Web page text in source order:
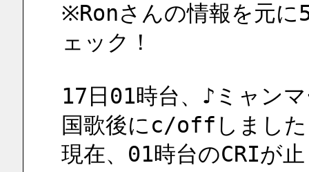
※Ronさんの情報を元
ェック！
17日01時台、♪ミャン
国歌後にc/offしまし
現在、01時台のCRIが